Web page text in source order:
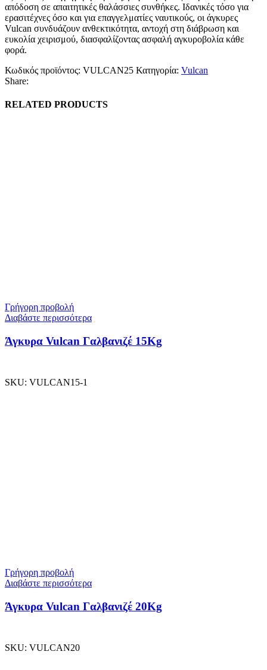
απόδοση σε απαιτητικές θαλάσσιες συνθήκες. Ιδανικές τόσο για
ερασιτέχνες όσο και για επαγγελματίες ναυτικούς, οι άγκυρες
Vulcan συνδυάζουν ανθεκτικότητα, αντοχή στη διάβρωση και
ευκολία χειρισμού, διασφαλίζοντας ασφαλή αγκυροβολία κάθε
φορά.
Κωδικός προϊόντος: VULCAN25 Κατηγορία: Vulcan
Share:
RELATED PRODUCTS
Γρήγορη προβολή
Διαβάστε περισσότερα
Άγκυρα Vulcan Γαλβανιζέ 15Kg
SKU: VULCAN15-1
Γρήγορη προβολή
Διαβάστε περισσότερα
Άγκυρα Vulcan Γαλβανιζέ 20Kg
SKU: VULCAN20